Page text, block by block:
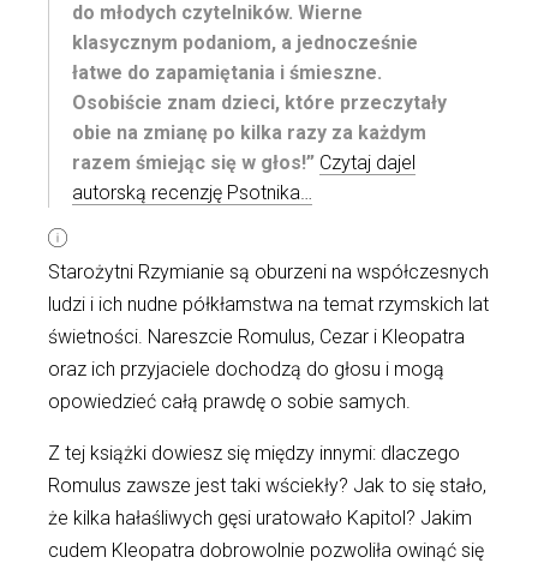
do młodych czytelników. Wierne
klasycznym podaniom, a jednocześnie
łatwe do zapamiętania i śmieszne.
Osobiście znam dzieci, które przeczytały
obie na zmianę po kilka razy za każdym
razem śmiejąc się w głos!” Czytaj dajel
autorską recenzję Psotnika…
Starożytni Rzymianie są oburzeni na współczesnych
ludzi i ich nudne półkłamstwa na temat rzymskich lat
świetności. Nareszcie Romulus, Cezar i Kleopatra
oraz ich przyjaciele dochodzą do głosu i mogą
opowiedzieć całą prawdę o sobie samych.
Z tej książki dowiesz się między innymi: dlaczego
Romulus zawsze jest taki wściekły? Jak to się stało,
że kilka hałaśliwych gęsi uratowało Kapitol? Jakim
cudem Kleopatra dobrowolnie pozwoliła owinąć się